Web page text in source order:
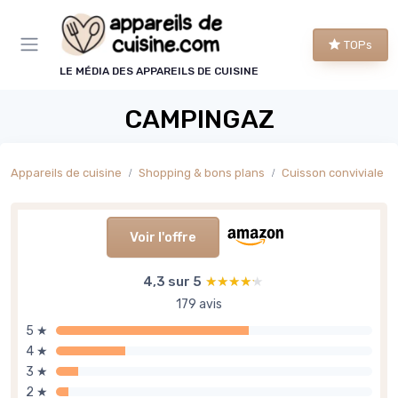
LE MÉDIA DES APPAREILS DE CUISINE
TOPs
CAMPINGAZ
Appareils de cuisine Shopping & bons plans Cuisson conviviale
Voir l'offre
4,3 sur 5 ★★★★★
★★★★★
179 avis
5 ★
4 ★
3 ★
2 ★
Panneau de gestion des cookies